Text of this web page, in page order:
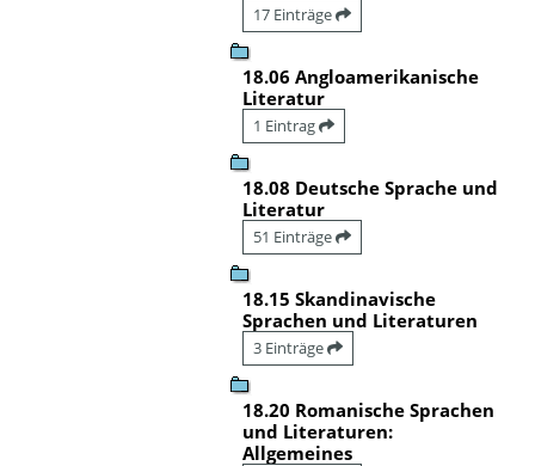
17 Einträge
18.06 Angloamerikanische
Literatur
1 Eintrag
18.08 Deutsche Sprache und
Literatur
51 Einträge
18.15 Skandinavische
Sprachen und Literaturen
3 Einträge
18.20 Romanische Sprachen
und Literaturen:
Allgemeines